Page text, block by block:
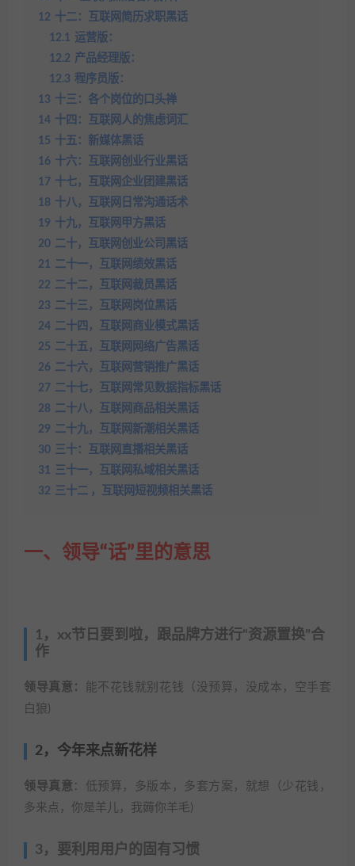
12 十二：互联网简历求职黑话
12.1 运营版：
12.2 产品经理版：
12.3 程序员版：
13 十三：各个岗位的口头禅
14 十四：互联网人的焦虑词汇
15 十五：新媒体黑话
16 十六：互联网创业行业黑话
17 十七，互联网企业团建黑话
18 十八，互联网日常沟通话术
19 十九，互联网甲方黑话
20 二十，互联网创业公司黑话
21 二十一，互联网绩效黑话
22 二十二，互联网裁员黑话
23 二十三，互联网岗位黑话
24 二十四，互联网商业模式黑话
25 二十五，互联网网络广告黑话
26 二十六，互联网营销推广黑话
27 二十七，互联网常见数据指标黑话
28 二十八，互联网商品相关黑话
29 二十九，互联网新潮相关黑话
30 三十：互联网直播相关黑话
31 三十一，互联网私域相关黑话
32 三十二 ，互联网短视频相关黑话
一、领导“话”里的意思
1，xx节日要到啦，跟品牌方进行“资源置换”合
作
领导真意： 能不花钱就别花钱（没预算，没成本，空手套
白狼)
2，今年来点新花样
领导真意 ：低预算，多版本，多套方案，就想（少花钱，
多来点，你是羊儿，我薅你羊毛)
3，要利用用户的固有习惯